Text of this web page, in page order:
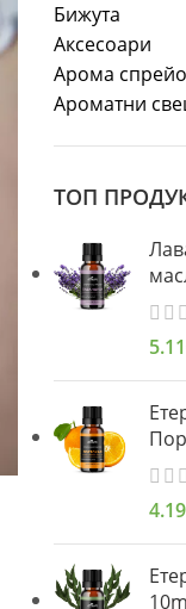
Бижута
Аксесоари
Арома
Ароматни
ТОП
5.11
4.19